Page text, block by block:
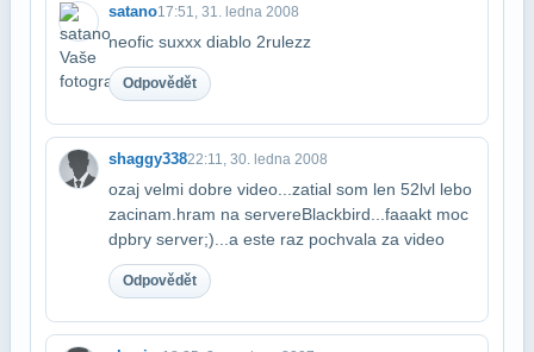
satano17:51, 31. ledna 2008
neofic suxxx diablo 2rulezz
Odpovědět
shaggy33822:11, 30. ledna 2008
ozaj velmi dobre video...zatial som len 52lvl lebo
zacinam.hram na servere​Blackbird...faaakt moc
dpbry server;)...a este raz pochvala za video
Odpovědět